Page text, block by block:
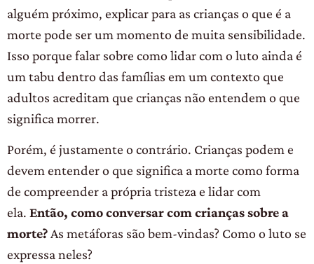
alguém próximo, explicar para as crianças o que é a
morte pode ser um momento de muita sensibilidade.
Isso porque falar sobre como lidar com o luto ainda é
um tabu dentro das famílias em um contexto que
adultos acreditam que crianças não entendem o que
significa morrer.
Porém, é justamente o contrário. Crianças podem e
devem entender o que significa a morte como forma
de compreender a própria tristeza e lidar com
ela. Então, como conversar com crianças sobre a
morte? As metáforas são bem-vindas? Como o luto se
expressa neles?